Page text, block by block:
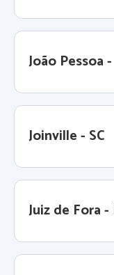
João Pessoa
Joinville - SC
Juiz de Fora -